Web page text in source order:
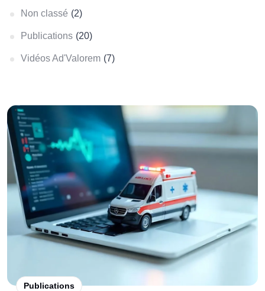
Publications
Non classé (2)
Publications (20)
Vidéos Ad'Valorem (7)